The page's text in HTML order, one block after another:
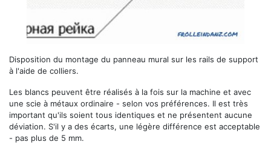
Disposition du montage du panneau mural sur les rails de support
à l'aide de colliers.
Les blancs peuvent être réalisés à la fois sur la machine et avec
une scie à métaux ordinaire - selon vos préférences. Il est très
important qu'ils soient tous identiques et ne présentent aucune
déviation. S'il y a des écarts, une légère différence est acceptable
- pas plus de 5 mm.